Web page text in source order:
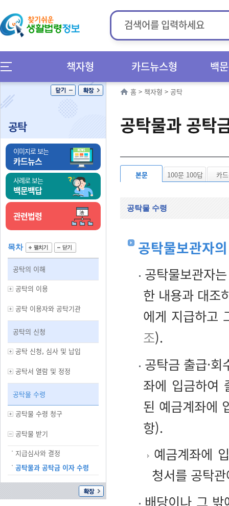
책자형 카드뉴스형 백
공탁
이미지로 보는
카드뉴스
사례로 보는
백문백답
관련법령
목차
공탁의 이해
공탁의 이용
공탁 이용자와 공탁기관
공탁의 신청
공탁 신청, 심사 및 납입
공탁서 열람 및 정정
공탁물 수령
공탁물 수령 청구
공탁물 받기
지급심사와 결정
공탁물과 공탁금 이자 수령
홈 > 책자형 > 공탁
공탁물과 공탁
본문 100문 100답 카
공탁물 수령
공탁물보관자
공탁물보관자
한 내용과 대조
에게 지급하고
조).
공탁금 출급·
좌에 입금하여
된 예금계좌에
항).
예금계좌에
청서를 공탁
배당이나 그